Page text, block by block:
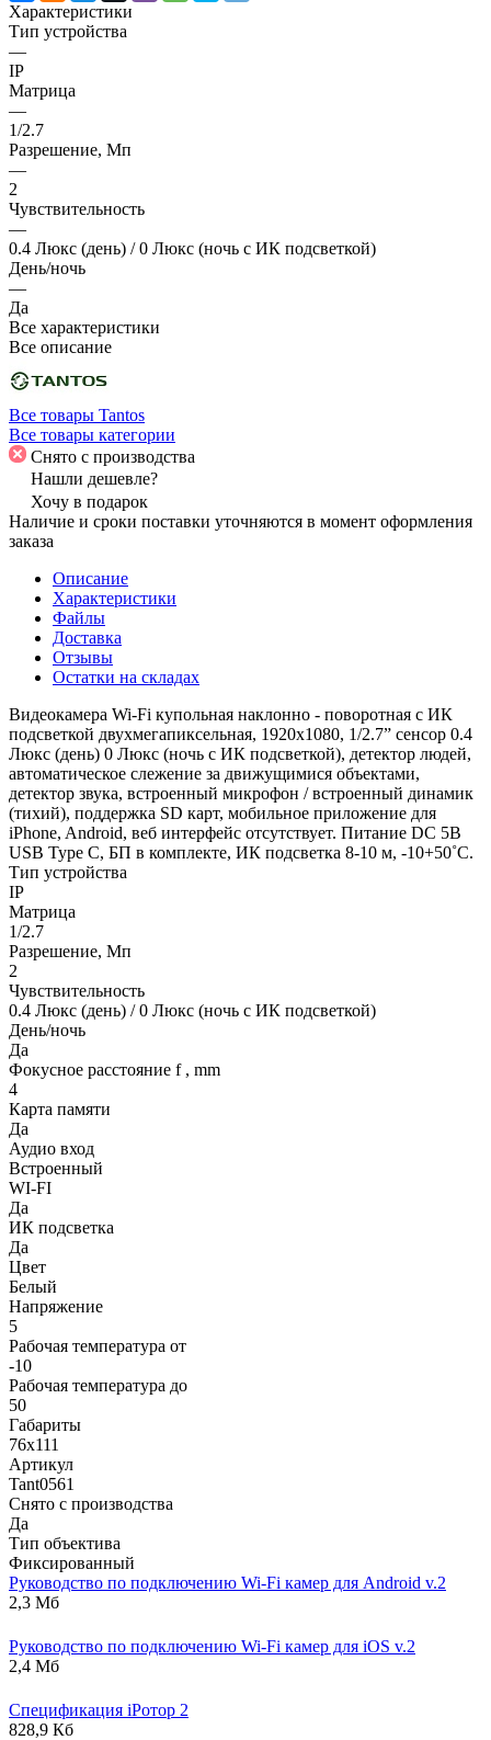
Характеристики
Тип устройства
—
IP
Матрица
—
1/2.7
Разрешение, Мп
—
2
Чувствительность
—
0.4 Люкс (день) / 0 Люкс (ночь с ИК подсветкой)
День/ночь
—
Да
Все характеристики
Все описание
Все товары Tantos
Все товары категории
Снято с производства
Нашли дешевле?
Хочу в подарок
Наличие и сроки поставки уточняются в момент оформления
заказа
Описание
Характеристики
Файлы
Доставка
Отзывы
Остатки на складах
Видеокамера Wi-Fi купольная наклонно - поворотная с ИК
подсветкой двухмегапиксельная, 1920х1080, 1/2.7” сенсор 0.4
Люкс (день) 0 Люкс (ночь с ИК подсветкой), детектор людей,
автоматическое слежение за движущимися объектами,
детектор звука, встроенный микрофон / встроенный динамик
(тихий), поддержка SD карт, мобильное приложение для
iPhone, Android, веб интерфейс отсутствует. Питание DC 5В
USB Type C, БП в комплекте, ИК подсветка 8-10 м, -10+50˚C.
Тип устройства
IP
Матрица
1/2.7
Разрешение, Мп
2
Чувствительность
0.4 Люкс (день) / 0 Люкс (ночь с ИК подсветкой)
День/ночь
Да
Фокусное расстояние f , mm
4
Карта памяти
Да
Аудио вход
Встроенный
WI-FI
Да
ИК подсветка
Да
Цвет
Белый
Напряжение
5
Рабочая температура от
-10
Рабочая температура до
50
Габариты
76x111
Артикул
Tant0561
Снято с производства
Да
Тип объектива
Фиксированный
Руководство по подключению Wi-Fi камер для Android v.2
2,3 Мб
Руководство по подключению Wi-Fi камер для iOS v.2
2,4 Мб
Спецификация iРотор 2
828,9 Кб